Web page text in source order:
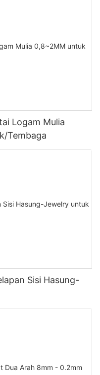
Logam Mulia
Tembaga
Sisi Hasung-